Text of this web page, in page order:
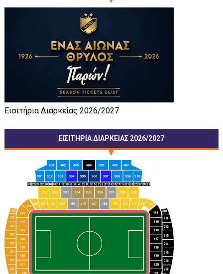
Εισιτήρια Διαρκείας 2026/2027
ΕΙΣΙΤΗΡΙΑ ΔΙΑΡΚΕΙΑΣ 2026/2027